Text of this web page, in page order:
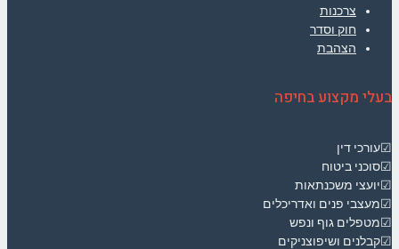
צרכנות
חוק וסדר
הצהבת
בעלי מקצוע בחיפה
☑עורכי דין
☑סוכני ביטוח
☑יועצי משכנתאות
☑מעצבי פנים ואדריכלים
☑מטפלים גוף ונפש
☑קבלנים ושיפוצניקים